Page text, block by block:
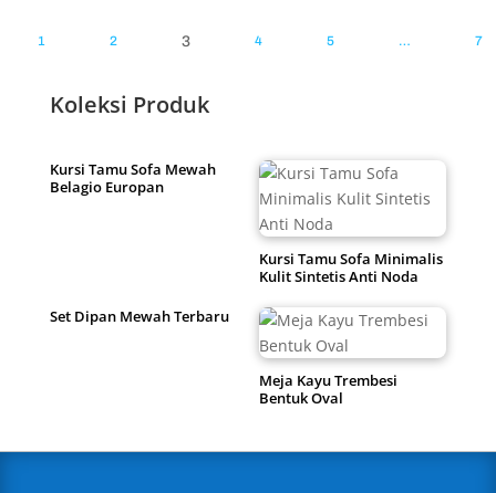
1 2 3 4 5 … 7
Koleksi Produk
Kursi Tamu Sofa Mewah
Belagio Europan
Kursi Tamu Sofa Minimalis
Kulit Sintetis Anti Noda
Set Dipan Mewah Terbaru
Meja Kayu Trembesi
Bentuk Oval